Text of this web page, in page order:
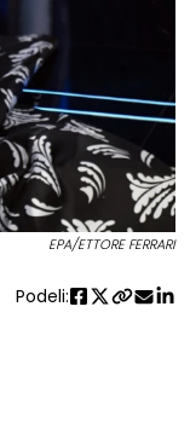
EPA/ETTORE FERRARI
Podeli: